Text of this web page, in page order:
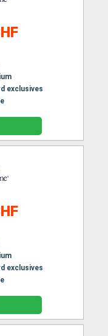
exclusives
exclusives